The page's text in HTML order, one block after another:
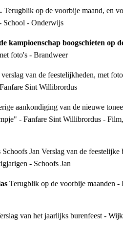
Terugblik op de voorbije maand, en
School - Onderwijs
foto's - Brandweer
verslag van de feestelijkheden, met
Sint Willibrordus
aankondiging van de nieuwe
- Fanfare Sint Willibrordus -
Schoofs Jan Verslag van de feestelijke
- Schoofs Jan
Terugblik op de voorbije maanden -
van het jaarlijks burenfeest -